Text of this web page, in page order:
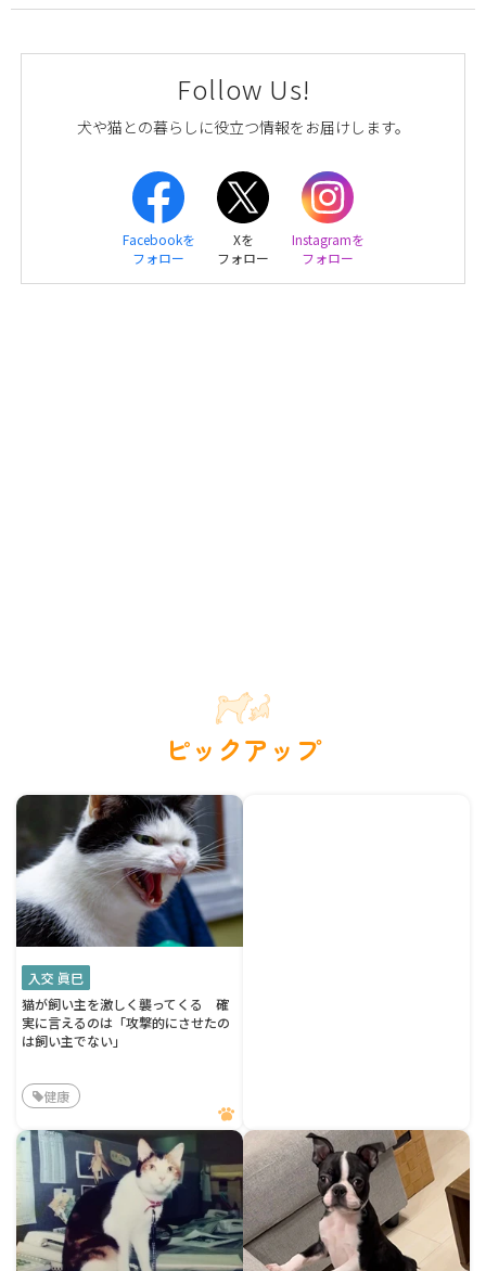
Follow Us!
犬や猫との暮らしに役立つ情報をお届けします。
Facebookを
フォロー
Xを
フォロー
Instagramを
フォロー
ピックアップ
入交 眞巳
猫が飼い主を激しく襲ってくる 確
実に言えるのは「攻撃的にさせたの
は飼い主でない」
健康